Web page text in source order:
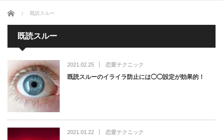
ホーム 既読スルー
既読スルー
2021.02.25 恋愛テクニック
既読スルーのイライラ防止には◯◯設定が効果的！
2021.01.22 恋愛テクニック